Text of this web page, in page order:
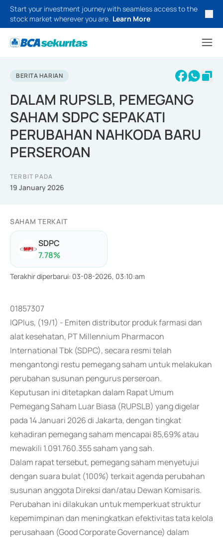
Start your investment journey with seamless access to the
stock market wherever you are. Learn More
BERITA HARIAN
DALAM RUPSLB, PEMEGANG
SAHAM SDPC SEPAKATI
PERUBAHAN NAHKODA BARU
PERSEROAN
TERBIT PADA
19 January 2026
SAHAM TERKAIT
SDPC
7.78%
Terakhir diperbarui: 03-08-2026, 03:10:am
01857307
IQPlus, (19/1) - Emiten distributor produk farmasi dan
alat kesehatan, PT Millennium Pharmacon
International Tbk (SDPC), secara resmi telah
mengantongi restu pemegang saham untuk melakukan
perubahan susunan pengurus perseroan.
Keputusan ini ditetapkan dalam Rapat Umum
Pemegang Saham Luar Biasa (RUPSLB) yang digelar
pada 14 Januari 2026 di Jakarta, dengan tingkat
kehadiran pemegang saham mencapai 85,69% atau
mewakili 1.091.760.355 saham yang sah.
Dalam rapat tersebut, pemegang saham menyetujui
dengan suara bulat (100%) terkait agenda perubahan
susunan anggota Direksi dan/atau Dewan Komisaris.
Perubahan ini dilakukan untuk memperkuat struktur
kepemimpinan dan meningkatkan efektivitas tata kelola
perusahaan (Good Corporate Governance) dalam